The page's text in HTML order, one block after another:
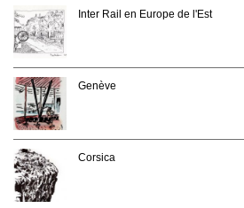
Inter Rail en Europe de l'Est
Genève
Corsica